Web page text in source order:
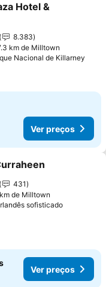
aos favoritos
Hotel &
8.383
km de Milltown
Nacional de Killarney
Ver preços
aos favoritos
431
de Milltown
sofisticadoVer
Ver preços